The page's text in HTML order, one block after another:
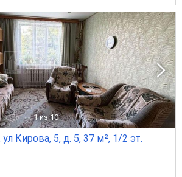
1 из 10
Кирова, 5, д. 5, 37 м², 1/2 эт.